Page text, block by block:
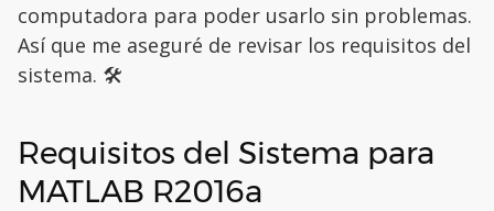
computadora para poder usarlo sin problemas.
Así que me aseguré de revisar los requisitos del
sistema. 🛠️
Requisitos del Sistema para
MATLAB R2016a